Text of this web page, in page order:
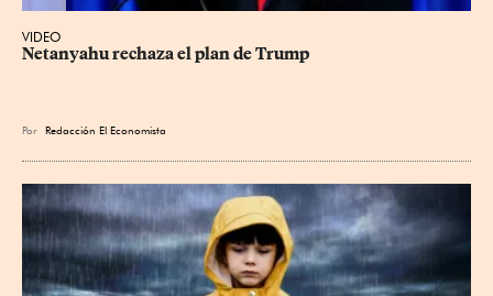
VIDEO
Netanyahu rechaza el plan de Trump
Por Redacción El Economista